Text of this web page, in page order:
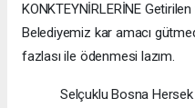
KONKTEYNİRLERİNE Getirilen
Belediyemiz kar amacı
fazlası ile ödenmesi lazım.
Selçuklu Bosna Hersek